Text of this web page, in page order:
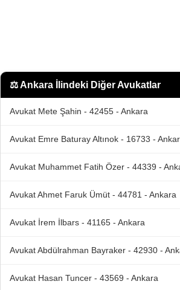
⚖️Ankara İlindeki Diğer Avukatlar
Avukat Mete Şahin - 42455 - Ankara
Avukat Emre Baturay Altınok - 16733 -
Avukat Muhammet Fatih Özer - 44339 -
Avukat Ahmet Faruk Ümüt - 44781 - Ankara
Avukat İrem İlbars - 41165 - Ankara
Avukat Abdülrahman Bayraker - 42930 -
Avukat Hasan Tuncer - 43569 - Ankara